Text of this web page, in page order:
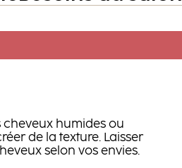
cheveux humides ou
de la texture. Laisser
selon vos envies.